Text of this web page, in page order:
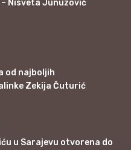
Nisveta Junuzović
od najboljih
Zekija Čuturić
u Sarajevu otvorena do